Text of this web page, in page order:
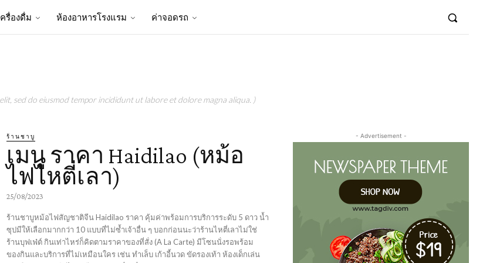
ครื่องดื่ม ห้องอาหารโรงแรม ค่าจอดรถ
sed do eiusmod tempor incididunt ut labore et dolore magna aliqua. )
ร้านชาบู
เมนู ราคา Haidilao (หม้อ
ไฟไหตี่เลา)
25/08/2023
ร้านชาบูหม้อไฟสัญชาติจีน Haidilao ราคา คุ้มค่าพร้อมการบริการระดับ 5 ดาว น้ำ
ซุปมีให้เลือกมากกว่า 10 แบบที่ไม่ซ้ำเจ้าอื่น ๆ บอกก่อนนะว่าร้านไหตี่เลาไม่ใช่
ร้านบุฟเฟ่ต์ กินเท่าไหร่ก็คิดตามราคาของที่สั่ง (A La Carte) มีโซนนั่งรอพร้อม
ของกินและบริการที่ไม่เหมือนใคร เช่น ทำเล็บ เก้าอี้นวด ขัดรองเท้า ห้องเด็กเล่น
- Advertisement -